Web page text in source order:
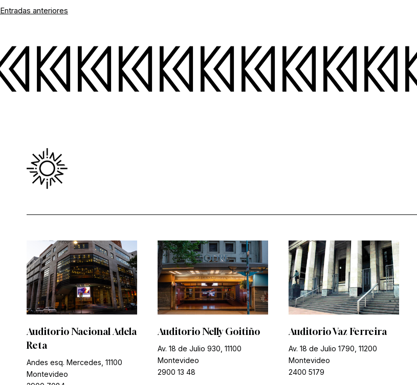
Navegación
de
entradas
Entradas anteriores
Auditorio Nacional Adela
Reta
Andes esq. Mercedes, 11100
Montevideo
Auditorio Nelly Goitiño
Av. 18 de Julio 930, 11100
Montevideo
2900 13 48
Auditorio Vaz Ferreira
Av. 18 de Julio 1790, 11200
Montevideo
2400 5179